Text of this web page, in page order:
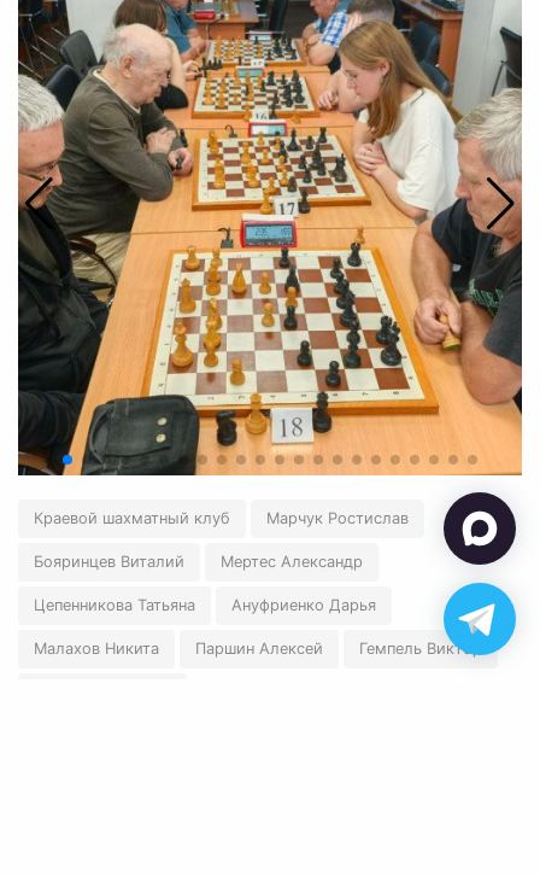
Краевой шахматный клуб Марчук Ростислав
Бояринцев Виталий Мертес Александр
Цепенникова Татьяна Ануфриенко Дарья
Малахов Никита Паршин Алексей Гемпель Виктор